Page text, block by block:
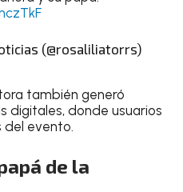
(@rosaliliatorrs)
también generó
digitales, donde usuarios
evento.
de la